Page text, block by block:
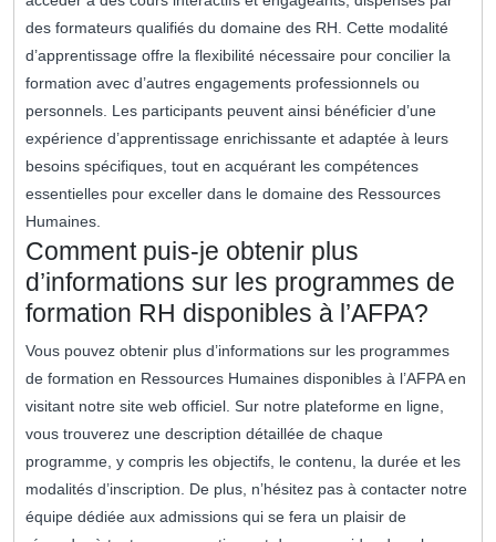
des formateurs qualifiés du domaine des RH. Cette modalité
d’apprentissage offre la flexibilité nécessaire pour concilier la
formation avec d’autres engagements professionnels ou
personnels. Les participants peuvent ainsi bénéficier d’une
expérience d’apprentissage enrichissante et adaptée à leurs
besoins spécifiques, tout en acquérant les compétences
essentielles pour exceller dans le domaine des Ressources
Humaines.
Comment puis-je obtenir plus
d’informations sur les programmes de
formation RH disponibles à l’AFPA?
Vous pouvez obtenir plus d’informations sur les programmes
de formation en Ressources Humaines disponibles à l’AFPA en
visitant notre site web officiel. Sur notre plateforme en ligne,
vous trouverez une description détaillée de chaque
programme, y compris les objectifs, le contenu, la durée et les
modalités d’inscription. De plus, n’hésitez pas à contacter notre
équipe dédiée aux admissions qui se fera un plaisir de